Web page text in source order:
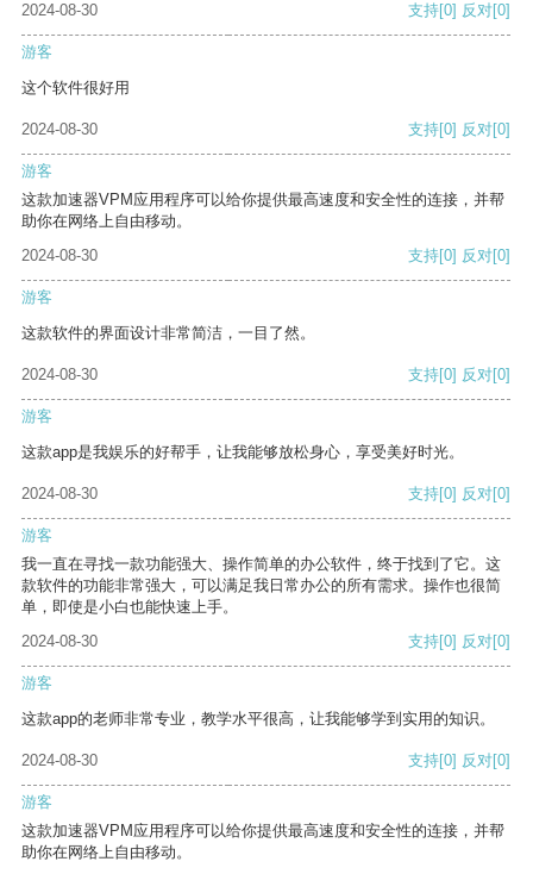
2024-08-30
支持[0] 反对[0]
游客
这个软件很好用
2024-08-30 支持[0] 反对[0]
游客
这款加速器VPM应用程序可以给你提供最高速度和安全性的连接，并帮
助你在网络上自由移动。
2024-08-30
支持[0] 反对[0]
游客
这款软件的界面设计非常简洁，一目了然。
2024-08-30 支持[0] 反对[0]
游客
这款app是我娱乐的好帮手，让我能够放松身心，享受美好时光。
2024-08-30 支持[0] 反对[0]
游客
我一直在寻找一款功能强大、操作简单的办公软件，终于找到了它。这
款软件的功能非常强大，可以满足我日常办公的所有需求。操作也很简
单，即使是小白也能快速上手。
2024-08-30
支持[0] 反对[0]
游客
这款app的老师非常专业，教学水平很高，让我能够学到实用的知识。
2024-08-30 支持[0] 反对[0]
游客
这款加速器VPM应用程序可以给你提供最高速度和安全性的连接，并帮
助你在网络上自由移动。